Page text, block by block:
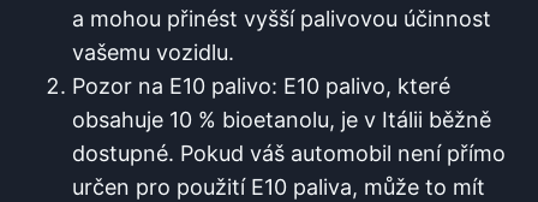
a mohou přinést vyšší palivovou účinnost
vašemu vozidlu.
Pozor na E10 palivo: E10 palivo, které
obsahuje 10 % bioetanolu, je‍ v Itálii běžně
dostupné. Pokud‍ váš automobil není přímo
určen pro použití E10 paliva, ⁤může to mít